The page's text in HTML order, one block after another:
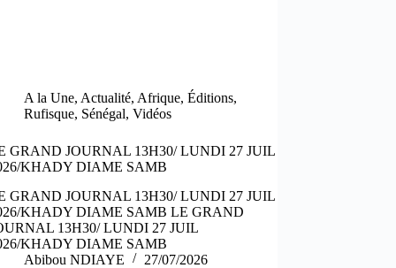
A la Une, Actualité, Afrique,Éditions,
Rufisque, Sénégal,Vidéos
GRAND JOURNAL 13H30/ LUNDI 27 JUIL
KHADY DIAME SAMB
GRAND JOURNAL 13H30/ LUNDI 27 JUIL
KHADY DIAME SAMB LE GRAND
13H30/ LUNDI 27 JUIL
KHADY DIAME SAMB
Abibou NDIAYE
27/07/2026